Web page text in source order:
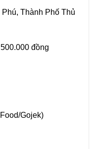
Thành Phố Thủ
đồng
Gojek)